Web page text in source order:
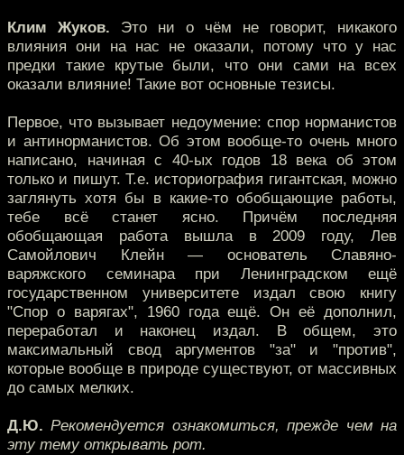
Клим Жуков. Это ни о чём не говорит, никакого
влияния они на нас не оказали, потому что у нас
предки такие крутые были, что они сами на всех
оказали влияние! Такие вот основные тезисы.
Первое, что вызывает недоумение: спор норманистов
и антинорманистов. Об этом вообще-то очень много
написано, начиная с 40-ых годов 18 века об этом
только и пишут. Т.е. историография гигантская, можно
заглянуть хотя бы в какие-то обобщающие работы,
тебе всё станет ясно. Причём последняя
обобщающая работа вышла в 2009 году, Лев
Самойлович Клейн — основатель Славяно-
варяжского семинара при Ленинградском ещё
государственном университете издал свою книгу
"Спор о варягах", 1960 года ещё. Он её дополнил,
переработал и наконец издал. В общем, это
максимальный свод аргументов "за" и "против",
которые вообще в природе существуют, от массивных
до самых мелких.
Д.Ю. Рекомендуется ознакомиться, прежде чем на
эту тему открывать рот.